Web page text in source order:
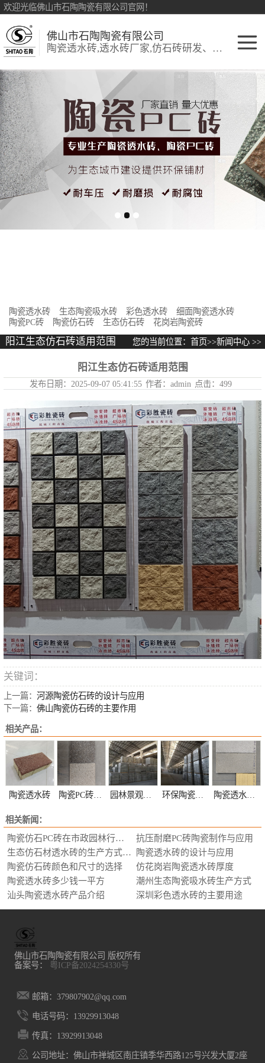
欢迎光临佛山市石陶陶瓷有限公司官网！
佛山市石陶陶瓷有限公司
陶瓷透水砖,透水砖厂家,仿石砖研发、销售:环保透水砖、仿古砖
陶瓷透水砖 生态陶瓷吸水砖 彩色透水砖
细面陶瓷透水砖
陶瓷PC砖
陶瓷仿石砖 生态仿石砖 花岗岩陶瓷砖
阳江生态仿石砖适用范围 您的当前位置： 首页>>新闻中心 >>
阳江生态仿石砖适用范围
发布日期： 2025-09-07 05:41:55 作者： admin 点击： 499
关键词：
上一篇： 河源陶瓷仿石砖的设计与应用
下一篇： 佛山陶瓷仿石砖的主要作用
相关产品：
陶瓷透水砖 环保陶瓷透水砖定制 陶瓷透水砖颜色定制
相关新闻：
陶瓷仿石PC砖在市政园林行业的应用
抗压耐磨PC砖陶瓷制作与应用
生态仿石材透水砖的生产方式，选购要求
陶瓷透水砖的设计与应用
陶瓷仿石砖颜色和尺寸的选择
仿花岗岩陶瓷透水砖厚度
陶瓷透水砖多少钱一平方
潮州生态陶瓷吸水砖生产方式
汕头陶瓷透水砖产品介绍
深圳彩色透水砖的主要用途
佛山市石陶陶瓷有限公司 版权所有
备案号：
粤ICP备2024254330号
邮箱：379807902@qq.com
电话号码：13929913048
传真：13929913048
公司地址：佛山市禅城区南庄镇季华西路125号兴发大厦2座
陶瓷透水砖
生态陶瓷吸水砖
彩色透水砖
细面陶瓷透水砖
陶瓷PC砖
陶瓷仿石砖